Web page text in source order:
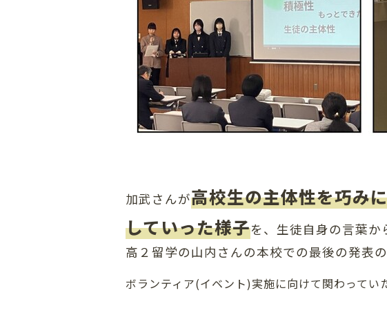
加武さんが高校生の主体性を巧み
していった様子を、生徒自身の言葉か
高２留学の山内さんの本校での最後の発表
ボランティア(イベント)実施に向けて関わって